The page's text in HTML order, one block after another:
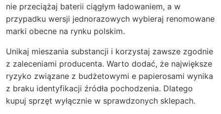
nie przeciążaj baterii ciągłym ładowaniem, a w
przypadku wersji jednorazowych wybieraj renomowane
marki obecne na rynku polskim.
Unikaj mieszania substancji i korzystaj zawsze zgodnie
z zaleceniami producenta. Warto dodać, że największe
ryzyko związane z budżetowymi e papierosami wynika
z braku identyfikacji źródła pochodzenia. Dlatego
kupuj sprzęt wyłącznie w sprawdzonych sklepach.